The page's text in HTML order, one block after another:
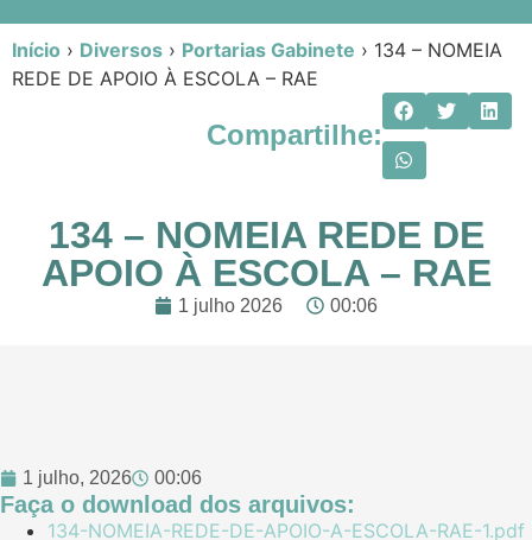
Início › Diversos › Portarias Gabinete › 134 – NOMEIA
REDE DE APOIO À ESCOLA – RAE
Compartilhe:
134 – NOMEIA REDE DE
APOIO À ESCOLA – RAE
1 julho 2026 00:06
1 julho, 2026 00:06
Faça o download dos arquivos:
134-NOMEIA-REDE-DE-APOIO-A-ESCOLA-RAE-1.pdf